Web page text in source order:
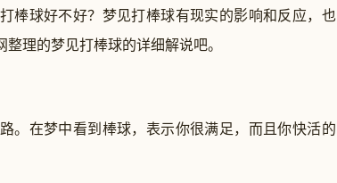
棒球好不好？梦见打棒球有现实的影响和反应，也
理的梦见打棒球的详细解说吧。
在梦中看到棒球，表示你很满足，而且你快活的